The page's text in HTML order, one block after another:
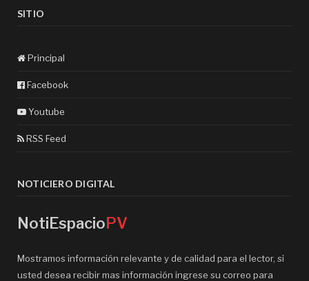
SITIO
Principal
Facebook
Youtube
RSS Feed
NOTICIERO DIGITAL
NotiEspacioPV
Mostramos información relevante y de calidad para el lector, si
usted desea recibir mas información ingrese su correo para